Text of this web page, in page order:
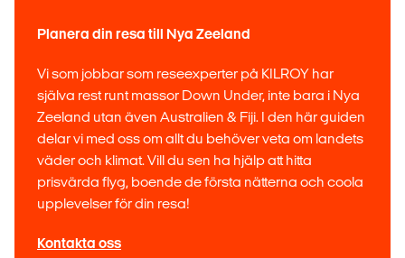
Planera din resa till Nya Zeeland
Vi som jobbar som reseexperter på KILROY har
själva rest runt massor Down Under, inte bara i Nya
Zeeland utan även Australien & Fiji. I den här guiden
delar vi med oss om allt du behöver veta om landets
väder och klimat. Vill du sen ha hjälp att hitta
prisvärda flyg, boende de första nätterna och coola
upplevelser för din resa!
Kontakta oss